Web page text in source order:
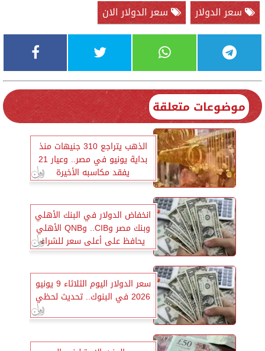
سعر الدولار
سعر الدولار الان
موضوعات متعلقة
الذهب يتراجع 310 جنيهات منذ
بداية يونيو في مصر.. وعيار 21
يفقد مكاسبه الأخيرة
انخفاض الدولار في البنك الأهلي
وبنك مصر وCIB.. وQNB الأهلي
يحافظ على أعلى سعر للشراء
سعر الدولار اليوم الثلاثاء 9 يونيو
2026 في البنوك.. تحديث لحظي